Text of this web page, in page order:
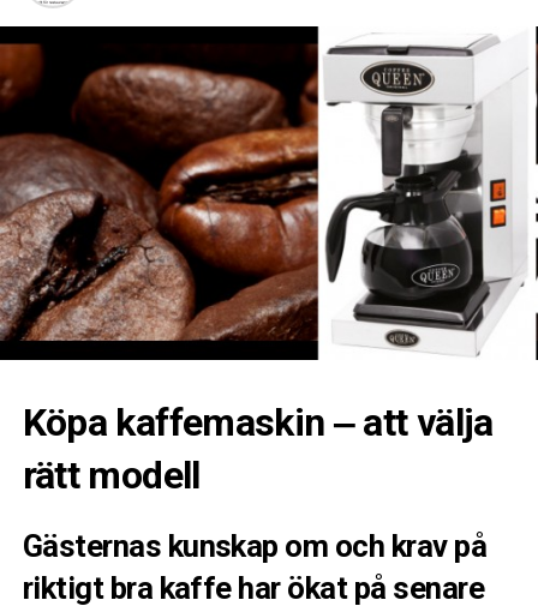
Köpa kaffemaskin ‒ att välja
rätt modell
Gästernas kunskap om och krav på
riktigt bra kaffe har ökat på senare